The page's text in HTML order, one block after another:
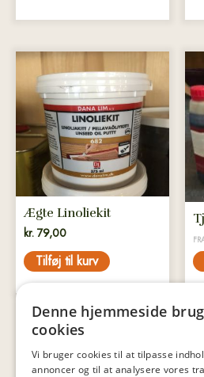
Ægte Linoliekit
kr. 79,00
Tilføj til kurv
på
Denne hjemmeside
cookies
Vi bruger cookies til at tilpasse
annoncer og til at analysere vores